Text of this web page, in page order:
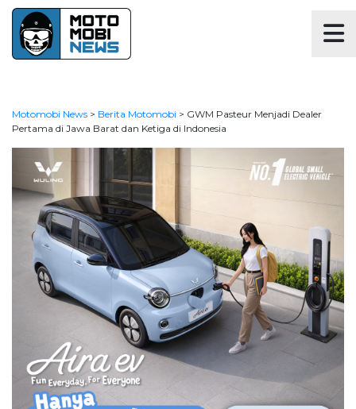
Motomobi News > Berita Motomobi > GWM Pasteur Menjadi Dealer
Pertama di Jawa Barat dan Ketiga di Indonesia